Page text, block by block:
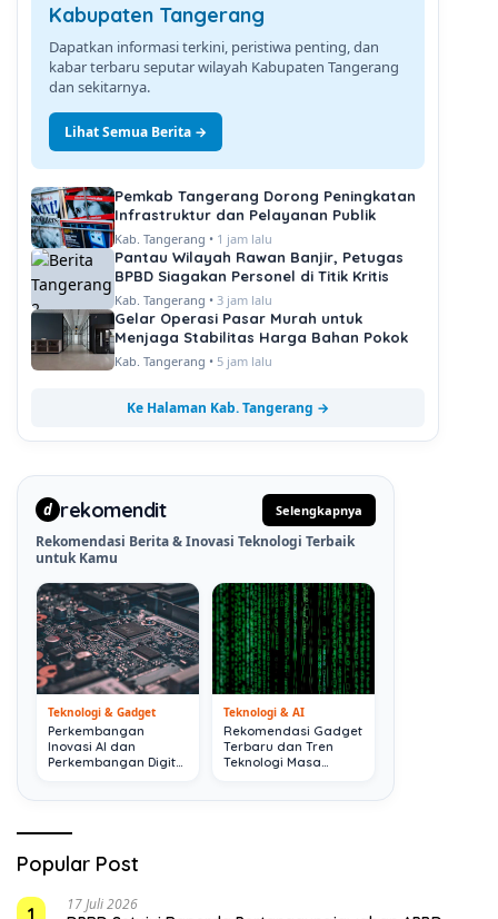
Kabupaten Tangerang
Dapatkan informasi terkini, peristiwa penting, dan
kabar terbaru seputar wilayah Kabupaten Tangerang
dan sekitarnya.
Lihat Semua Berita →
Pemkab Tangerang Dorong Peningkatan
Infrastruktur dan Pelayanan Publik
Kab. Tangerang • 1 jam lalu
Pantau Wilayah Rawan Banjir, Petugas
BPBD Siagakan Personel di Titik Kritis
Kab. Tangerang • 3 jam lalu
Gelar Operasi Pasar Murah untuk
Menjaga Stabilitas Harga Bahan Pokok
Kab. Tangerang • 5 jam lalu
Ke Halaman Kab. Tangerang →
d rekomendit Selengkapnya
Rekomendasi Berita & Inovasi Teknologi Terbaik
untuk Kamu
Teknologi & Gadget
Perkembangan
Inovasi AI dan
Perkembangan Digital
Teknologi & AI
Rekomendasi Gadget
Terbaru dan Tren
Teknologi Masa
Popular Post
17 Juli 2026